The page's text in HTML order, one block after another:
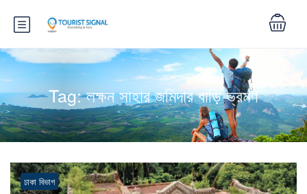
Tag:লক্ষন সাহার জমিদার বাড়ি ভ্রমণ
ঢাকা বিভাগ